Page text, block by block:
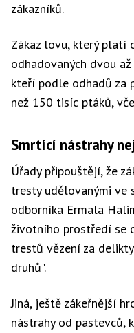
zákazníků.
Zákaz lovu, který platí
odhadovaných dvou
kteří podle odhadů za
než 150 tisíc ptáků,
Smrtící nástrahy
Úřady připouštějí, že
tresty udělovanými ve
odborníka Ermala
životního prostředí se
trestů vězení za
druhů".
Jiná, ještě zákeřnější
nástrahy od pastevců,